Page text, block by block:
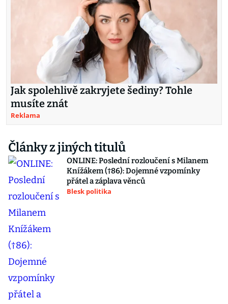
Jak spolehlivě zakryjete šediny? Tohle
musíte znát
Reklama
Články z jiných titulů
ONLINE: Poslední rozloučení s Milanem
Knížákem (†86): Dojemné vzpomínky
přátel a záplava věnců
Blesk politika